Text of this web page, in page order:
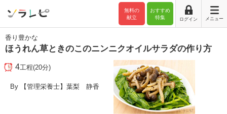
おすすめ
特集
無料の
献立
ログイン メニュー
香り豊かな
ほうれん草ときのこのニンニクオイルサラダの作り方
4工程(20分)
By 【管理栄養士】葉梨 静香